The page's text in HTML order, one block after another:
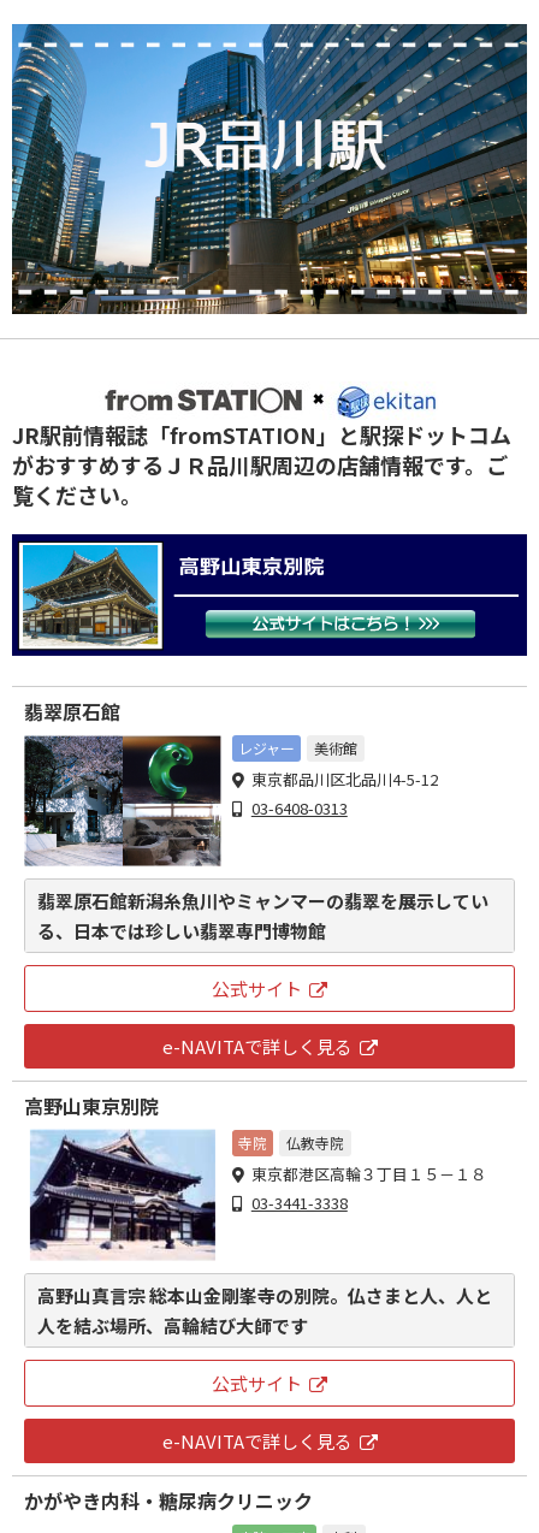
JR駅前情報誌「fromSTATION」と駅探ドットコム
がおすすめするＪＲ品川駅周辺の店舗情報です。ご
覧ください。
翡翠原石館
レジャー 美術館
東京都品川区北品川4-5-12
03-6408-0313
翡翠原石館新潟糸魚川やミャンマーの翡翠を展示してい
る、日本では珍しい翡翠専門博物館
公式サイト
e-NAVITAで詳しく見る
高野山東京別院
寺院 仏教寺院
東京都港区高輪３丁目１５－１８
03-3441-3338
高野山真言宗 総本山金剛峯寺の別院。仏さまと人、人と
人を結ぶ場所、高輪結び大師です
公式サイト
e-NAVITAで詳しく見る
かがやき内科・糖尿病クリニック